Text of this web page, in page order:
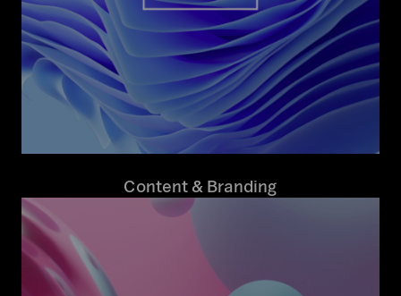
Content & Branding